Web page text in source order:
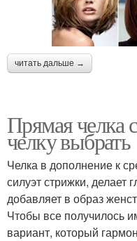
Тяжёлые волосы
Стрижка с тупой
читать дальше →
Прямая челка
челку выбрать
Челка в дополнение к
силуэт стрижки, делает
добавляет в образ
Чтобы все получилось
вариант, который